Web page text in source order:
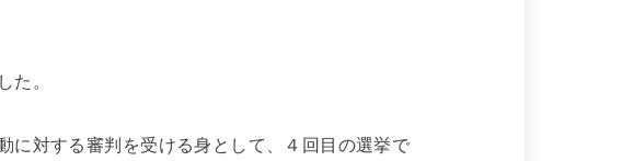
。
に対する審判を受ける身として、４回目の選挙で